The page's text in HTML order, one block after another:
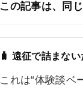
この記事は、同
🧳 遠征で詰まな
これは“体験談ベ